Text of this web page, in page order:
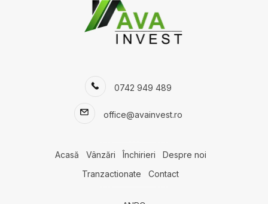
0742 949 489
office@avainvest.ro
Acasă Vânzări Închirieri
Despre noi
Tranzactionate
Contact